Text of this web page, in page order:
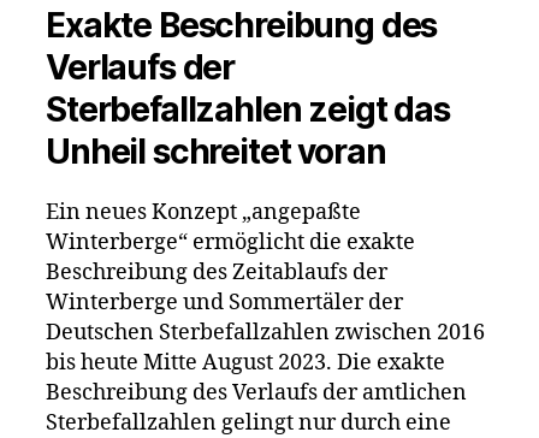
Exakte Beschreibung des
Verlaufs der
Sterbefallzahlen zeigt das
Unheil schreitet voran
Ein neues Konzept „angepaßte
Winterberge“ ermöglicht die exakte
Beschreibung des Zeitablaufs der
Winterberge und Sommertäler der
Deutschen Sterbefallzahlen zwischen 2016
bis heute Mitte August 2023. Die exakte
Beschreibung des Verlaufs der amtlichen
Sterbefallzahlen gelingt nur durch eine